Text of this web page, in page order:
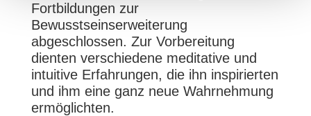
Fortbildungen zur
Bewusstseinserweiterung
abgeschlossen. Zur Vorbereitung
dienten verschiedene meditative und
intuitive Erfahrungen, die ihn inspirierten
und ihm eine ganz neue Wahrnehmung
ermöglichten.